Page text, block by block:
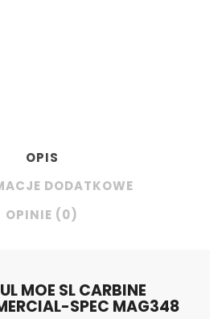
OPIS
DODATKOWE
OPINIE (0)
MOE SL CARBINE
SPEC MAG348